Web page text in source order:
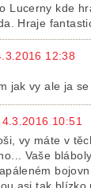
Lucerny kde
Hraje
12:38
jak vy ale ja
4.3.2016 10:51
vy máte v
Vaše
asi tak blízko